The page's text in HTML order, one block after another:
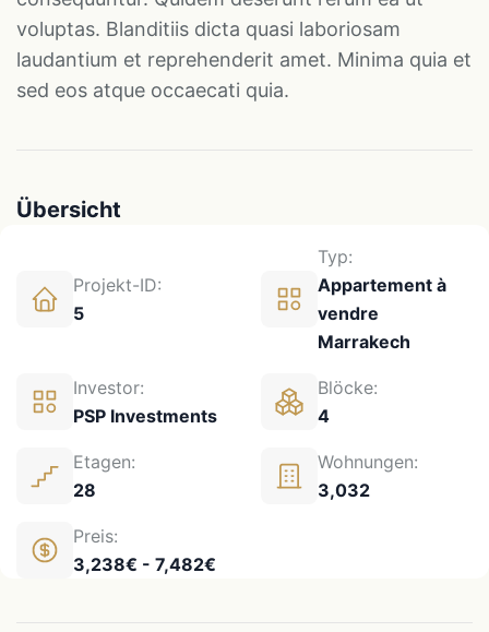
voluptas. Blanditiis dicta quasi laboriosam
laudantium et reprehenderit amet. Minima quia et
sed eos atque occaecati quia.
Übersicht
Projekt-ID:
5
Typ:
Appartement à
vendre
Marrakech
Investor:
PSP Investments
Blöcke:
4
Etagen:
28
Wohnungen:
3,032
Preis:
3,238€ - 7,482€